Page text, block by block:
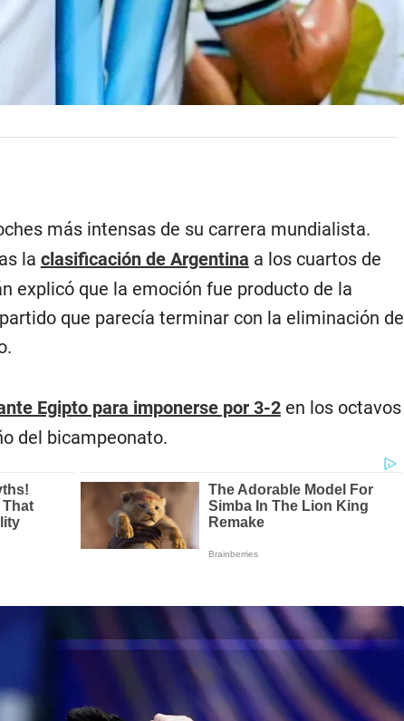
más intensas de su carrera mundialista.
la clasificación de Argentina a los cuartos de
explicó que la emoción fue producto de la
que parecía terminar con la eliminación de
Egipto para imponerse por 3-2en los octavos
del bicampeonato.